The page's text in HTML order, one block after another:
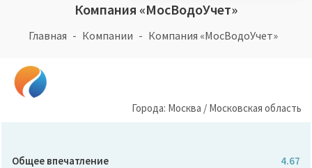
Компания «МосВодоУчет»
Главная Компании Компания «МосВодоУчет»
Города: Москва / Московская область
Общее впечатление 4.67